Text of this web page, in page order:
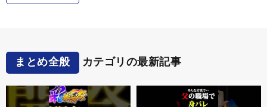
まとめ全般 カテゴリの最新記事